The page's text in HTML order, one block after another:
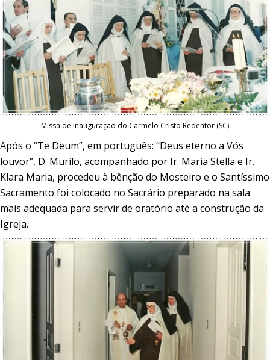
Missa de inauguração do Carmelo Cristo Redentor (SC)
Após o “Te Deum”, em português: “Deus eterno a Vós
louvor”, D. Murilo, acompanhado por Ir. Maria Stella e Ir.
Klara Maria, procedeu à bênção do Mosteiro e o Santíssimo
Sacramento foi colocado no Sacrário preparado na sala
mais adequada para servir de oratório até a construção da
Igreja.